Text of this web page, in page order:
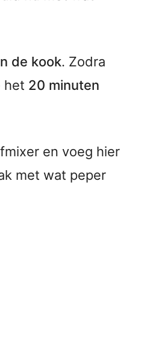
de kook. Zodra
het 20 minuten
en voeg hier
met wat peper